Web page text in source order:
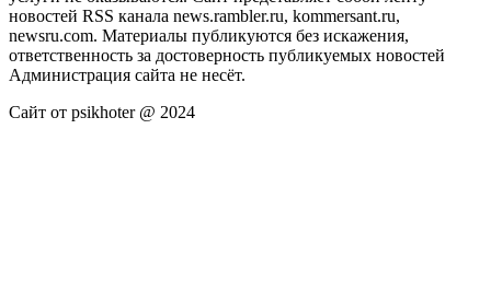
новостей RSS канала news.rambler.ru, kommersant.ru,
newsru.com. Материалы публикуются без искажения,
ответственность за достоверность публикуемых новостей
Администрация сайта не несёт.
Сайт от psikhoter @ 2024